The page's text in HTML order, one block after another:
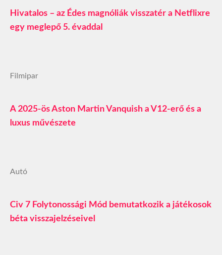
Hivatalos – az Édes magnóliák visszatér a Netflixre
egy meglepő 5. évaddal
Filmipar
A 2025-ös Aston Martin Vanquish a V12-erő és a
luxus művészete
Autó
Civ 7 Folytonossági Mód bemutatkozik a játékosok
béta visszajelzéseivel